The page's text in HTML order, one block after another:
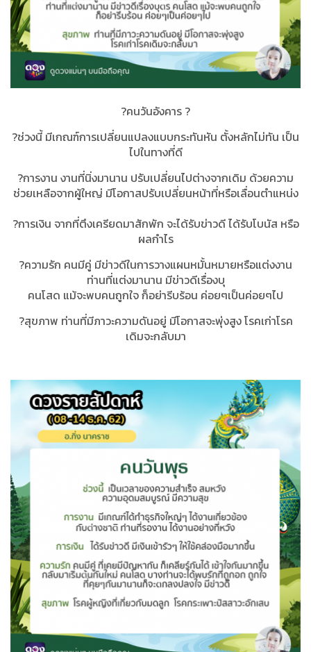
?คนวันอังคาร ?
?ช่วงนี้ มีเกณฑ์การเปลี่ยนแปลงแบบกระทันหัน ตั้งหลักไม่ทัน เป็น
ไปในทางที่ดี
?การงาน งานที่นิ่งมานาน ปรับเปลี่ยนไปต่างจากเดิม ด้วยความ
ช่วยเหลือจากผู้ใหญ่ มีโอกาสปรับเปลี่ยนหน้าที่หรือเลื่อนตำแหน่ง
?การเงิน จากที่ตึงเครียดมาสักพัก จะได้รับข่าวดี ได้รับโบนัส หรือ
ผลกำไร
?ความรัก คนมีคู่ มีข่าวดีในการวางแผนหมั้นหมายหรือแต่งงาน
ท่านที่แต่งมานาน มีข่าวดีเรื่องบุ
คนโสด แม้จะพบคนถูกใจ ก็อย่ารีบร้อน ค่อยๆเป็นค่อยๆไป
?สุขภาพ ท่านที่มีภาวะความดันอยู่ มีโอกาสจะพุ่งสูง โรคเก่าโรค
เดิมจะกลับมา